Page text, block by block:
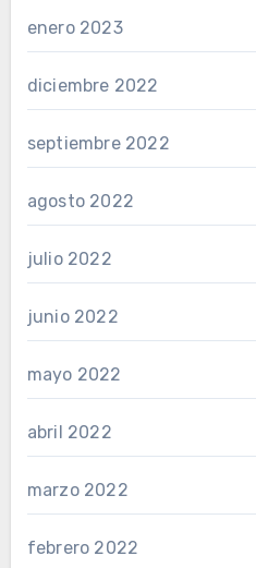
enero 2023
diciembre 2022
septiembre 2022
agosto 2022
julio 2022
junio 2022
mayo 2022
abril 2022
marzo 2022
febrero 2022